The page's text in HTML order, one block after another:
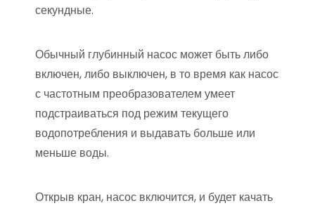
секундные.
Обычный глубинный насос может быть либо
включен, либо выключен, в то время как насос
с частотным преобразователем умеет
подстраиваться под режим текущего
водопотребления и выдавать больше или
меньше воды.
Открыв кран, насос включится, и будет качать